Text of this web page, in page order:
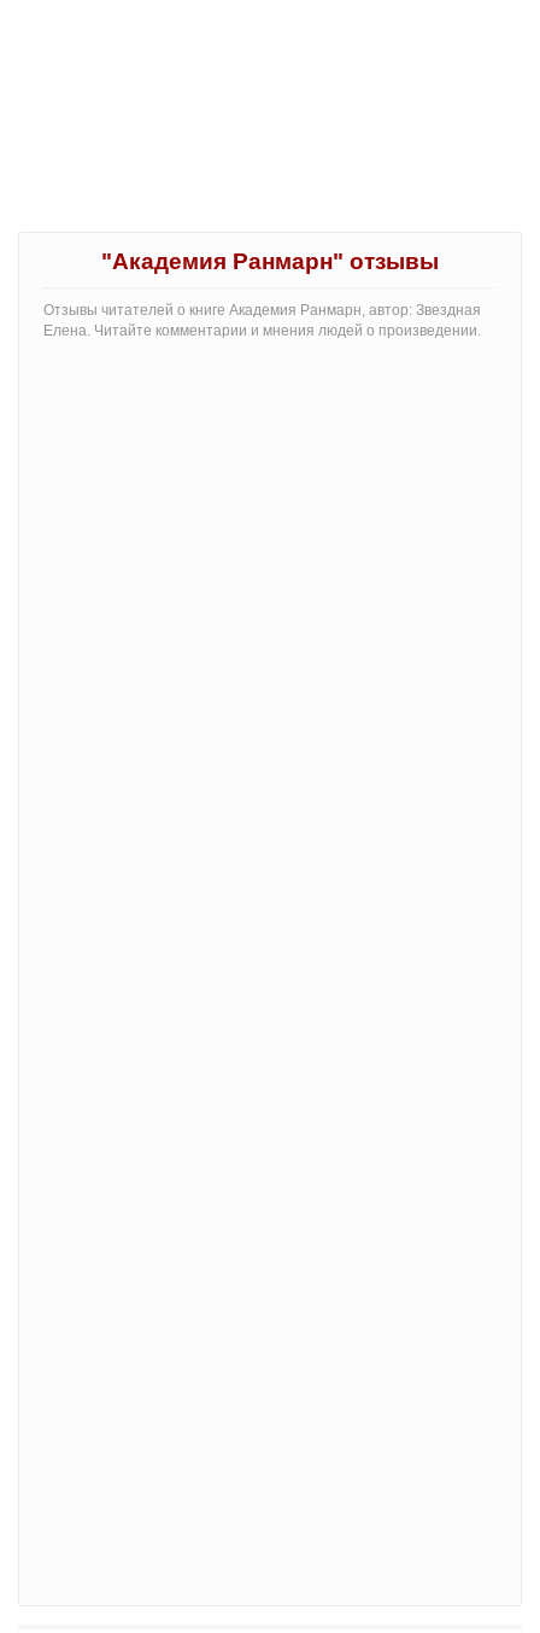
"Академия Ранмарн" отзывы
Отзывы читателей о книге Академия Ранмарн, автор: Звездная
Елена. Читайте комментарии и мнения людей о произведении.